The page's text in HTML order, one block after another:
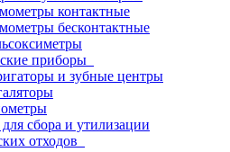
контактные
бесконтактные
приборы
и зубные центры
сбора и утилизации
отходов